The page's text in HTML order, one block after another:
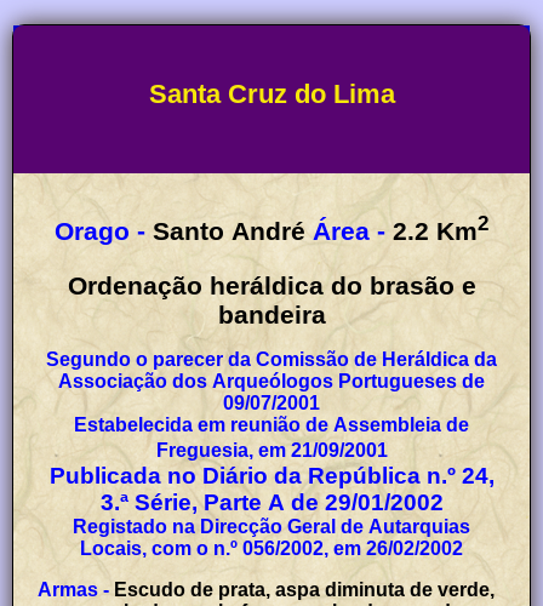
Santa Cruz do Lima
Orago - Santo André Área - 2.2 Km2
Ordenação heráldica do brasão e
bandeira
Segundo o parecer da Comissão de Heráldica da
Associação dos Arqueólogos Portugueses de
09/07/2001
Estabelecida em reunião de Assembleia de
Freguesia, em 21/09/2001
Publicada no Diário da República n.º 24,
3.ª Série, Parte A de 29/01/2002
Registado na Direcção Geral de Autarquias
Locais, com o n.º 056/2002, em 26/02/2002
Armas - Escudo de prata, aspa diminuta de verde,